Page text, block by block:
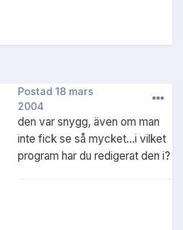
Postad 18 mars
2004
den var snygg, även om man
inte fick se så mycket...i vilket
program har du redigerat den i?